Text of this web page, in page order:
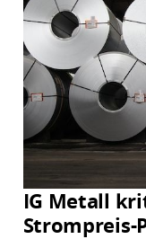
IG Metall
Strompreis-